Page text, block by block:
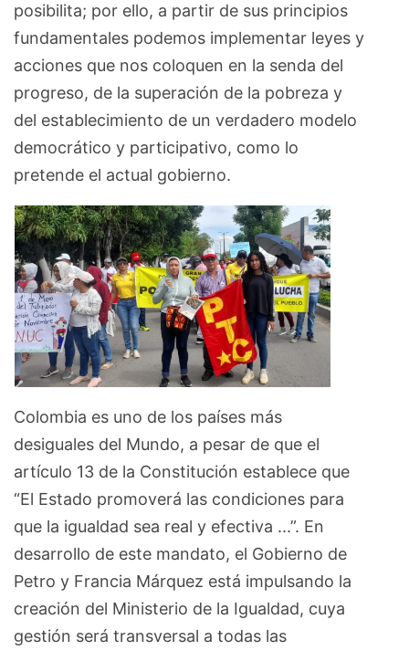
posibilita; por ello, a partir de sus principios
fundamentales podemos implementar leyes y
acciones que nos coloquen en la senda del
progreso, de la superación de la pobreza y
del establecimiento de un verdadero modelo
democrático y participativo, como lo
pretende el actual gobierno.
Colombia es uno de los países más
desiguales del Mundo, a pesar de que el
artículo 13 de la Constitución establece que
“El Estado promoverá las condiciones para
que la igualdad sea real y efectiva ...”. En
desarrollo de este mandato, el Gobierno de
Petro y Francia Márquez está impulsando la
creación del Ministerio de la Igualdad, cuya
gestión será transversal a todas las